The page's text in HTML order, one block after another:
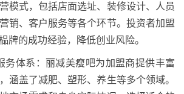
模式，包括店面选址、装修设计、人员
销、客户服务等各个环节。投资者加盟
牌的成功经验，降低创业风险。
务体系：丽减美瘦吧为加盟商提供丰富
涵盖了减肥、塑形、养生等多个领域。